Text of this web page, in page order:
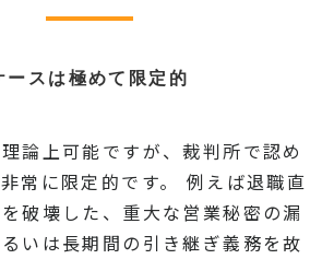
ースは極めて限定的
論上可能ですが、裁判所で認め
常に限定的です。 例えば退職直
破壊した、重大な営業秘密の漏
いは長期間の引き継ぎ義務を故